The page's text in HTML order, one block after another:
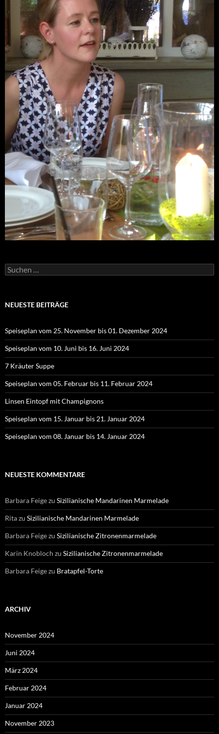
Suchen
nach:
NEUESTE BEITRÄGE
Speiseplan vom 25. November bis 01. Dezember 2024
Speiseplan vom 10. Juni bis 16. Juni 2024
7 Kräuter Suppe
Speiseplan vom 05. Februar bis 11. Februar 2024
Linsen Eintopf mit Champignons
Speiseplan vom 15. Januar bis 21. Januar 2024
Speiseplan vom 08. Januar bis 14. Januar 2024
NEUESTE KOMMENTARE
Barbara Feigezu Sizilianische Mandarinen Marmelade
Ritazu Sizilianische Mandarinen Marmelade
Barbara Feigezu Sizilianische Zitronenmarmelade
Karin Knobloch zu Sizilianische Zitronenmarmelade
Barbara Feigezu Bratapfel-Torte
ARCHIV
November 2024
Juni 2024
März 2024
Februar 2024
Januar 2024
November 2023